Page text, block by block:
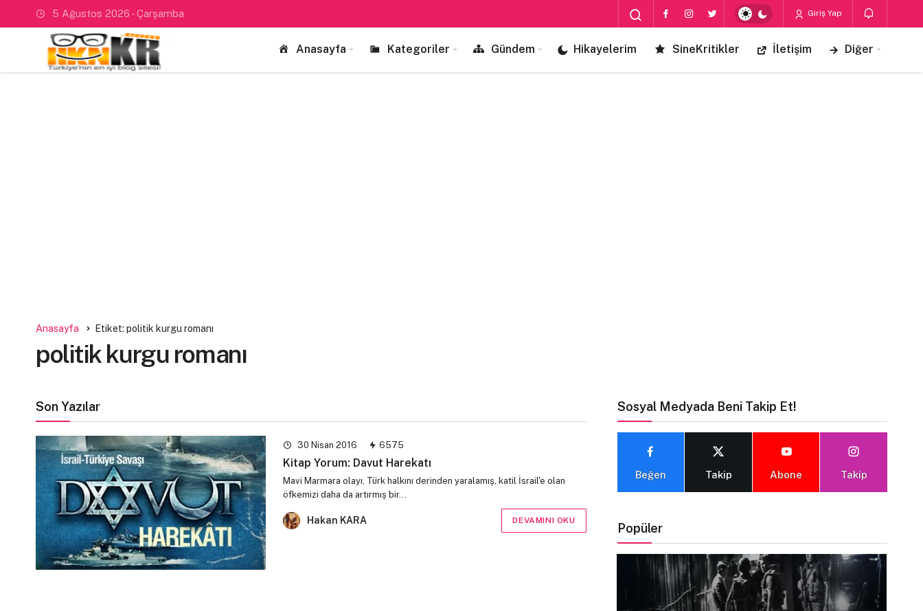
5 Ağustos 2026 - Çarşamba Giriş Yap
Anasayfa Kategoriler Gündem Hikayelerim SineKritikler İletişim Diğer
Anasayfa Etiket: politik kurgu romanı
politik kurgu romanı
Son Yazılar
30 Nisan 2016 6575
Kitap Yorum: Davut Harekatı
Mavi Marmara olayı, Türk halkını derinden yaralamış, katil İsrail'e olan
öfkemizi daha da artırmış bir…
Hakan KARA DEVAMINI OKU
Sosyal Medyada Beni Takip Et!
Beğen Takip Abone Takip
Popüler